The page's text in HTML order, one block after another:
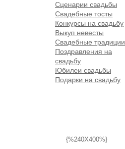
Сценарии свадьбы
Свадебные тосты
Конкурсы на свадьбу
Выкуп невесты
Свадебные традиции
Поздравления на
свадьбу
Юбилеи свадьбы
Подарки на свадьбу
{%240X400%}